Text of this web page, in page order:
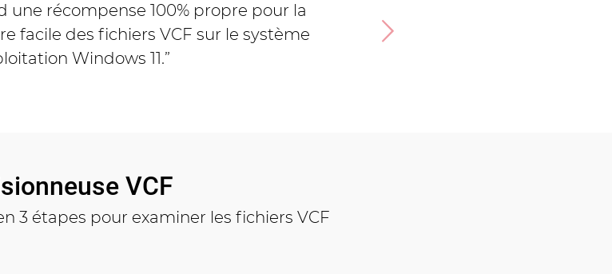
pour ouvrir les fichiers vCard avec les
VCF
3 étapes pour examiner les fichiers VCF